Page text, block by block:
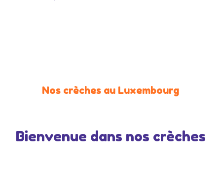
Nos crèches au Luxembourg
Bienvenue dans nos crèches